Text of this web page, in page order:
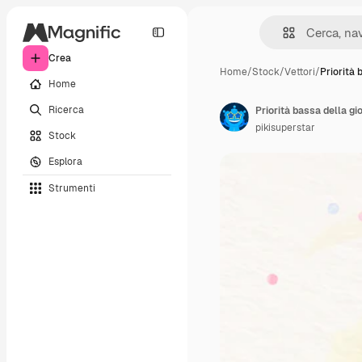
Crea
Home
Ricerca
Stock
Esplora
Strumenti
Home/Stock/Vettori/Priorità
Priorità bassa della
pikisuperstar